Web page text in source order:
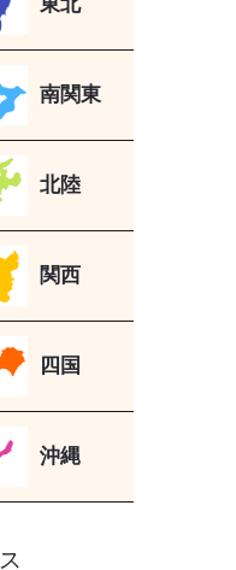
南関東
北陸
関西
四国
沖縄